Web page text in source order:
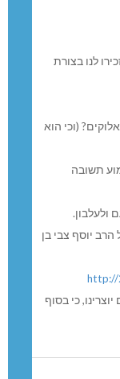
לנו בצורת
(וכי הוא
תשובה
ולעלבון.
יוסף צבי בן
http://
כי בסוף